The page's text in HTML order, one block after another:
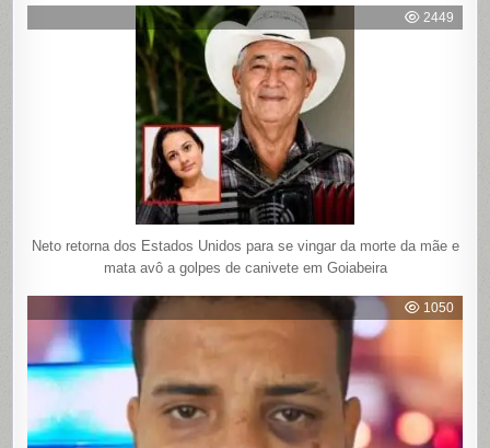
2449
Neto retorna dos Estados Unidos para se vingar da morte da mãe e
mata avô a golpes de canivete em Goiabeira
1050